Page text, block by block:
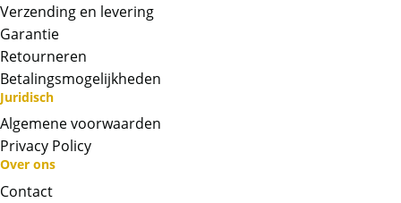
Neem contact op met op!
Verzending en levering
Garantie
Retourneren
Betalingsmogelijkheden
Juridisch
Algemene voorwaarden
Privacy Policy
Over ons
Contact